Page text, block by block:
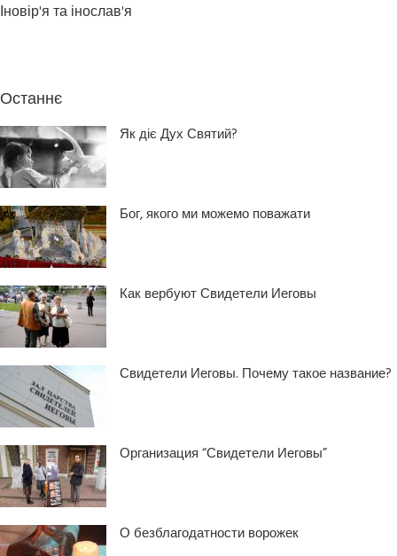
Іновір'я та інослав'я
Останнє
Як діє Дух Святий?
Бог, якого ми можемо поважати
Как вербуют Свидетели Иеговы
Свидетели Иеговы. Почему такое название?
Организация “Свидетели Иеговы”
О безблагодатности ворожек